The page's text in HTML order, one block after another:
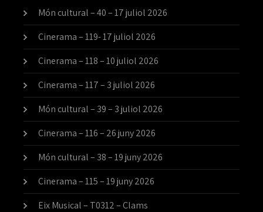
Món cultural – 40 – 17 juliol 2026
Cinerama – 119- 17 juliol 2026
Cinerama – 118 – 10 juliol 2026
Cinerama – 117 – 3 juliol 2026
Món cultural – 39 – 3 juliol 2026
Cinerama – 116 – 26 juny 2026
Món cultural – 38 – 19 juny 2026
Cinerama – 115 – 19 juny 2026
Eix Musical – T0312 – Clams